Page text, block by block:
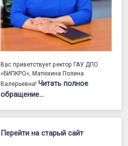
Вас приветствует ректор ГАУ ДПО
«БИПКРО», Матюхина Полина
Валерьевна!Читать полное
обращение…
Перейти на старый сайт